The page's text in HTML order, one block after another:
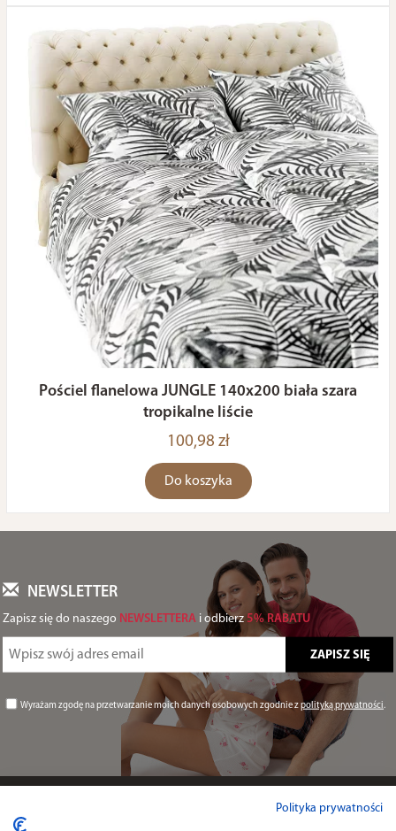
Pościel flanelowa JUNGLE 140x200 biała szara
tropikalne liście
100,98 zł
Do koszyka
NEWSLETTER
Zapisz się do naszego NEWSLETTERA i odbierz 5% RABATU
Wyrażam zgodę na przetwarzanie moich danych osobowych zgodnie zpolityką prywatności.
Polityka prywatności